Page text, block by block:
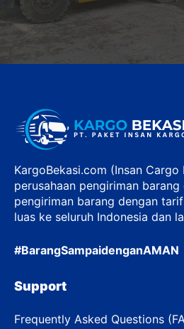
KargoBekasi.com (Insan Cargo
perusahaan pengiriman barang
pengiriman barang dengan
luas ke seluruh Indonesia dan
#BarangSampaidenganAMAN
Support
Frequently Asked Questions